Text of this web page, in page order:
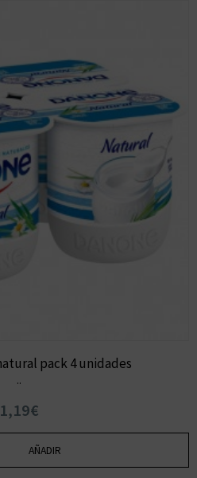
pack 4 unidades
..
1,19€
AÑADIR